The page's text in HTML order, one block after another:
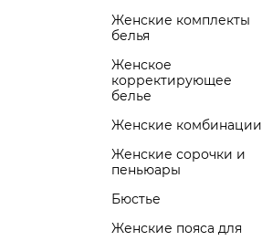
Женские комплекты
белья
Женское
корректирующее
белье
Женские комбинации
Женские сорочки и
пеньюары
Бюстье
Женские пояса для